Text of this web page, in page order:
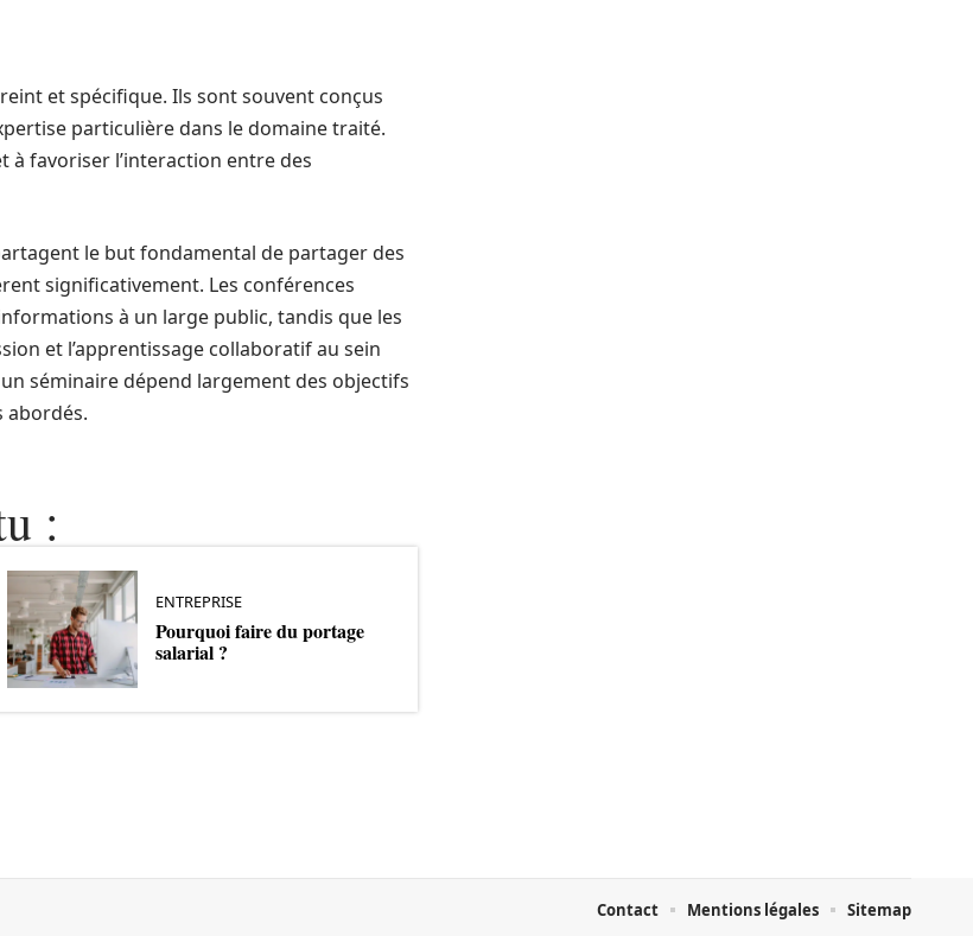
et spécifique. Ils sont souvent conçus
particulière dans le domaine traité.
à favoriser l’interaction entre des
le but fondamental de partager des
significativement. Les conférences
à un large public, tandis que les
et l’apprentissage collaboratif au sein
séminaire dépend largement des objectifs
abordés.
:
ENTREPRISE
Pourquoi faire du portage
salarial ?
Contact Mentions légales Sitemap